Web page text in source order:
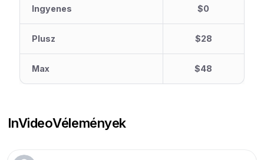
Ingyenes $0
Plusz $28
Max $48
InVideoVélemények